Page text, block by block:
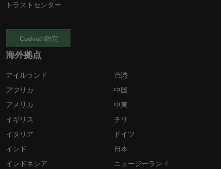
トラストセンター
Cookieの設定
海外拠点
アイルランド
アフリカ
アメリカ
イギリス
イタリア
インド
インドネシア
台湾
中国
中東
チリ
ドイツ
日本
ニュージーランド